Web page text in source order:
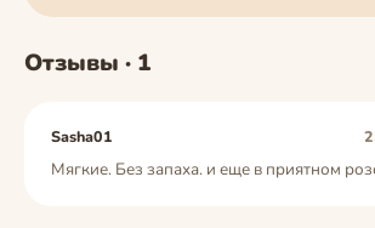
Отзывы · 1
Sasha01
Мягкие. Без запаха. и еще в приятном